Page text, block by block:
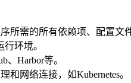
所需的所有依赖项、配置文
环境。
、Harbor等。
和网络连接，如Kubernetes。